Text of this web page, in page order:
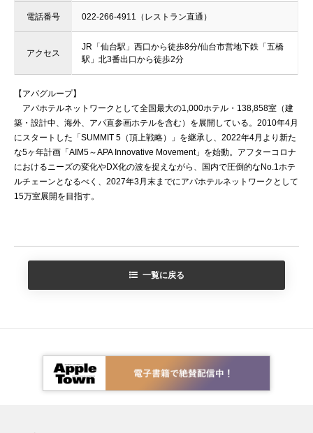
電話番号 022-266-4911（レストラン直通）
アクセス
JR「仙台駅」西口から徒歩8分/仙台市営地下鉄「五橋
駅」北3番出口から徒歩2分
【アパグループ】
アパホテルネットワークとして全国最大の1,000ホテル・138,858室（建
築・設計中、海外、アパ直参画ホテルを含む）を展開している。2010年4月
にスタートした「SUMMIT 5（頂上戦略）」を継承し、2022年4月より新た
な5ヶ年計画「AIM5～APA Innovative Movement」を始動。アフターコロナ
におけるニーズの変化やDX化の波を捉えながら、国内で圧倒的なNo.1ホテ
ルチェーンとなるべく、2027年3月末までにアパホテルネットワークとして
15万室展開を目指す。
一覧に戻る